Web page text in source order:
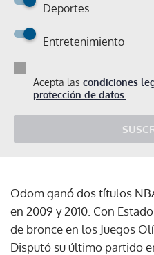
Deportes
Entretenimiento
Acepta las condiciones
protección de datos.
Odom ganó dos títulos
en 2009 y 2010. Con
de bronce en los Juegos
Disputó su último partido